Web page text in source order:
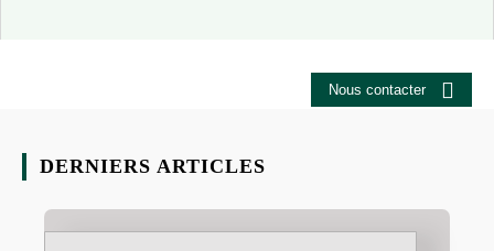
Nous contacter
DERNIERS ARTICLES